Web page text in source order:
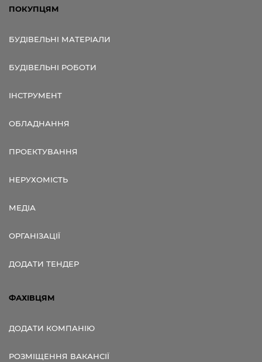
ПОКУПЦЯМ
БУДІВЕЛЬНІ МАТЕРІАЛИ
БУДІВЕЛЬНІ РОБОТИ
ІНСТРУМЕНТ
ОБЛАДНАННЯ
ПРОЕКТУВАННЯ
НЕРУХОМІСТЬ
МЕДІА
ОРГАНІЗАЦІЇ
ДОДАТИ ТЕНДЕР
ФАХІВЦЯМ
ДОДАТИ КОМПАНІЮ
РОЗМІЩЕННЯ ВАКАНСІЇ